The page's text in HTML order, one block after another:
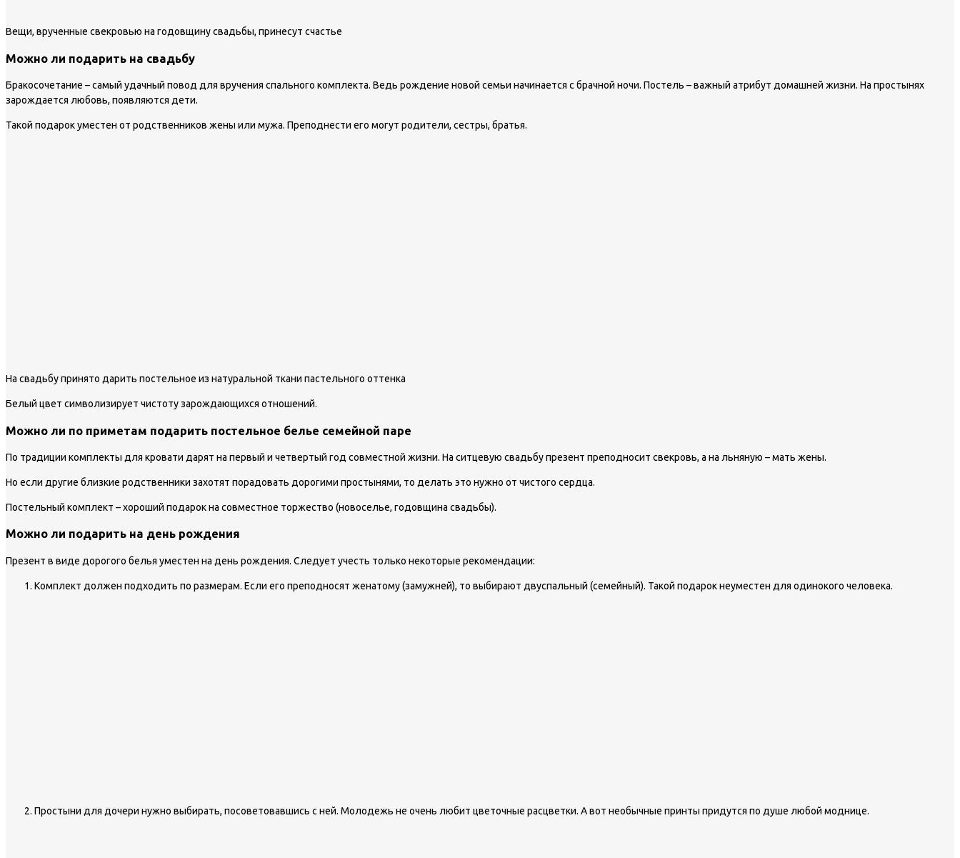
Вещи, врученные свекровью на годовщину свадьбы, принесут счастье
Можно ли подарить на свадьбу
Бракосочетание – самый удачный повод для вручения спального комплекта. Ведь рождение новой семьи начинается с брачной ночи. Постель – важный атрибут домашней жизни. На простынях
зарождается любовь, появляются дети.
Такой подарок уместен от родственников жены или мужа. Преподнести его могут родители, сестры, братья.
На свадьбу принято дарить постельное из натуральной ткани пастельного оттенка
Белый цвет символизирует чистоту зарождающихся отношений.
Можно ли по приметам подарить постельное белье семейной паре
По традиции комплекты для кровати дарят на первый и четвертый год совместной жизни. На ситцевую свадьбу презент преподносит свекровь, а на льняную – мать жены.
Но если другие близкие родственники захотят порадовать дорогими простынями, то делать это нужно от чистого сердца.
Постельный комплект – хороший подарок на совместное торжество (новоселье, годовщина свадьбы).
Можно ли подарить на день рождения
Презент в виде дорогого белья уместен на день рождения. Следует учесть только некоторые рекомендации:
Комплект должен подходить по размерам. Если его преподносят женатому (замужней), то выбирают двуспальный (семейный). Такой подарок неуместен для одинокого человека.
Простыни для дочери нужно выбирать, посоветовавшись с ней. Молодежь не очень любит цветочные расцветки. А вот необычные принты придутся по душе любой моднице.